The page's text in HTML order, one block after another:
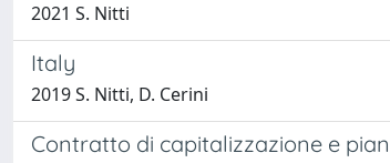
2021 S. Nitti
Italy
2019 S. Nitti, D. Cerini
Contratto di capitalizzazione e